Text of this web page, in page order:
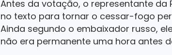
Antes da votação, o representante da
no texto para tornar o cessar-fogo
Ainda segundo o embaixador russo,
não era permanente uma hora antes